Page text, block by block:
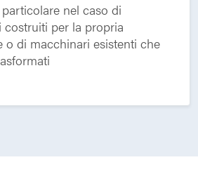
nel caso di
costruiti per la propria
o di macchinari esistenti che